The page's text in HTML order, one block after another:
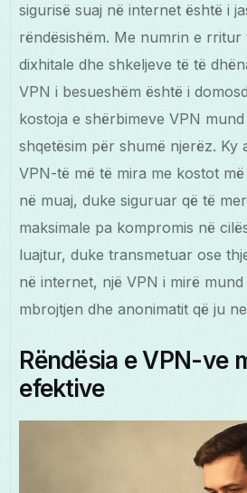
Shqip
sigurisë suaj në internet është i
rëndësishëm. Me numrin e rritur
dixhitale dhe shkeljeve të të
VPN i besueshëm është i
kostoja e shërbimeve VPN mund
shqetësim për shumë njerëz. Ky
VPN-të më të mira me kostot
në muaj, duke siguruar që të
maksimale pa kompromis në
luajtur, duke transmetuar ose
në internet, një VPN i mirë mund
mbrojtjen dhe anonimatit që ju
Rëndësia e VPN-ve
efektive